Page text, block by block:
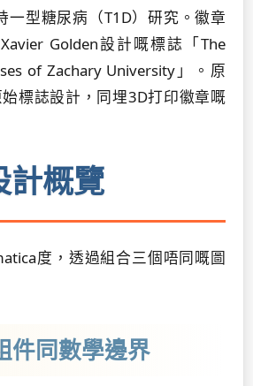
一型糖尿病（T1D）研究。徽章
Golden設計嘅標誌「The
of Zachary University」。原
標誌設計，同埋3D打印徽章嘅
計概覽
度，透過組合三個唔同嘅圖
件同數學邊界